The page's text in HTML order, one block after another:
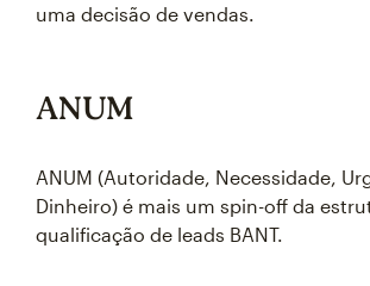
uma decisão de vendas.
ANUM
ANUM (Autoridade, Necessidade,
Dinheiro) é mais um spin-off da
qualificação de leads BANT.